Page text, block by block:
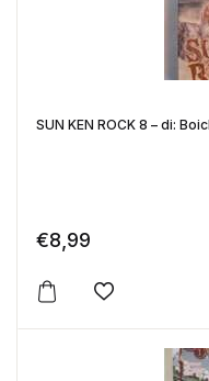
SUN KEN ROCK 8 – di:
€8,99
Aggiungi